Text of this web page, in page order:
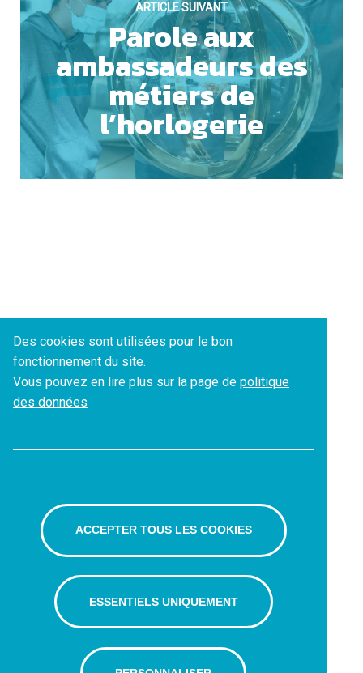
ARTICLE SUIVANT
Parole aux
ambassadeurs des
métiers de
l’horlogerie
Des cookies sont utilisées pour le bon
fonctionnement du site.
Vous pouvez en lire plus sur la page de politique
des données
ACCEPTER TOUS LES COOKIES
ESSENTIELS UNIQUEMENT
ACCEPTER TOUS LES COOKIES
ESSENTIELS UNIQUEMENT
SAUVEGARDER